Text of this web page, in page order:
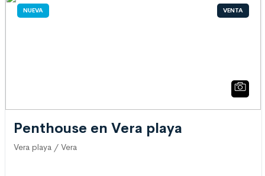
NUEVA VENTA
Penthouse en Vera playa
Vera playa / Vera